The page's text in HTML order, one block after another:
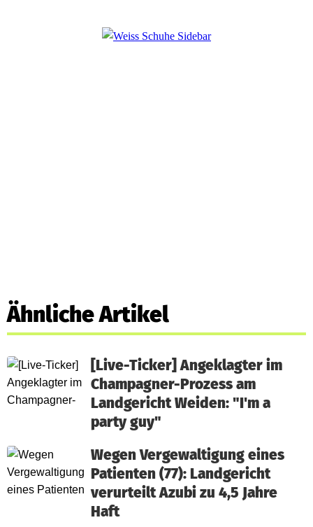
Ähnliche Artikel
[Live-Ticker] Angeklagter im
Champagner-Prozess am
Landgericht Weiden: "I'm a
party guy"
Wegen Vergewaltigung eines
Patienten (77): Landgericht
verurteilt Azubi zu 4,5 Jahre
Haft